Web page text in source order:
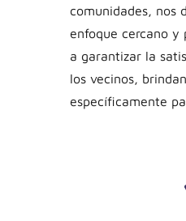
comunidades, nos
enfoque cercano y
a garantizar la
los vecinos,
específicamente